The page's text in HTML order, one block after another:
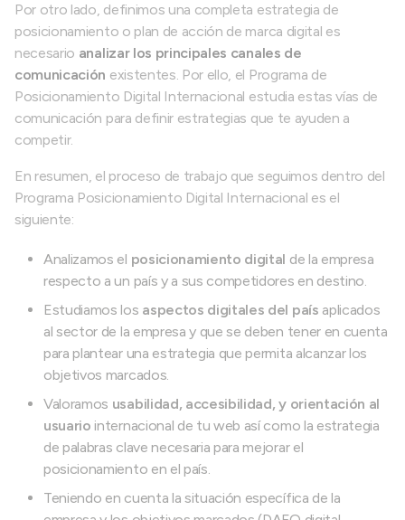
Por otro lado, definimos una completa estrategia de
posicionamiento o plan de acción de marca digital es
necesario analizar los principales canales de
comunicación existentes. Por ello, el Programa de
Posicionamiento Digital Internacional estudia estas vías de
comunicación para definir estrategias que te ayuden a
competir.
En resumen, el proceso de trabajo que seguimos dentro del
Programa Posicionamiento Digital Internacional es el
siguiente:
Analizamos el posicionamiento digital de la empresa
respecto a un país y a sus competidores en destino.
Estudiamos los aspectos digitales del país aplicados
al sector de la empresa y que se deben tener en cuenta
para plantear una estrategia que permita alcanzar los
objetivos marcados.
Valoramos usabilidad, accesibilidad, y orientación al
usuario internacional de tu web así como la estrategia
de palabras clave necesaria para mejorar el
posicionamiento en el país.
Teniendo en cuenta la situación específica de la